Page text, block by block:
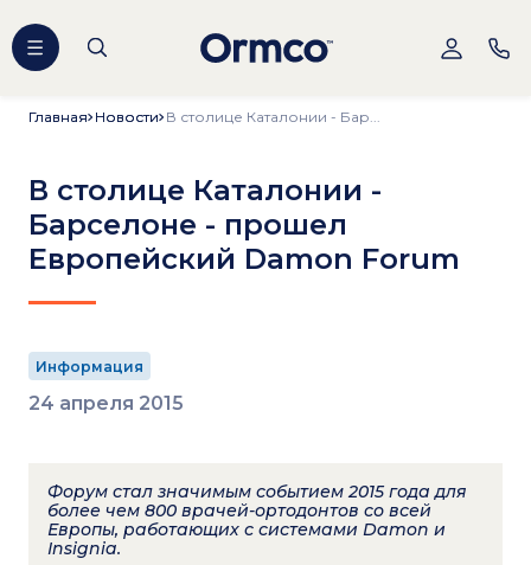
Главная
Главная Новости
Новости В столице Каталонии - Бар...
В столице Каталонии -
Барселоне - прошел
Европейский Damon Forum
Информация
24 апреля 2015
Форум стал значимым событием 2015 года для
более чем 800 врачей-ортодонтов со всей
Европы, работающих с системами Damon и
Insignia.